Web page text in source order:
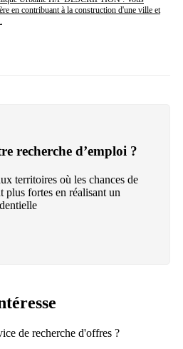
en contribuant à la construction d'une ville et
recherche d’emploi ?
territoires où les chances de
plus fortes en réalisant un
de recherche d'offres ?